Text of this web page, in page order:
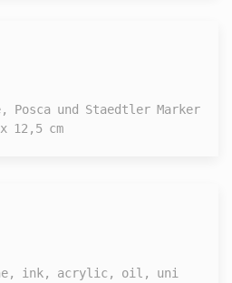
Posca und Staedtler Marker
12,5 cm
ink, acrylic, oil, uni